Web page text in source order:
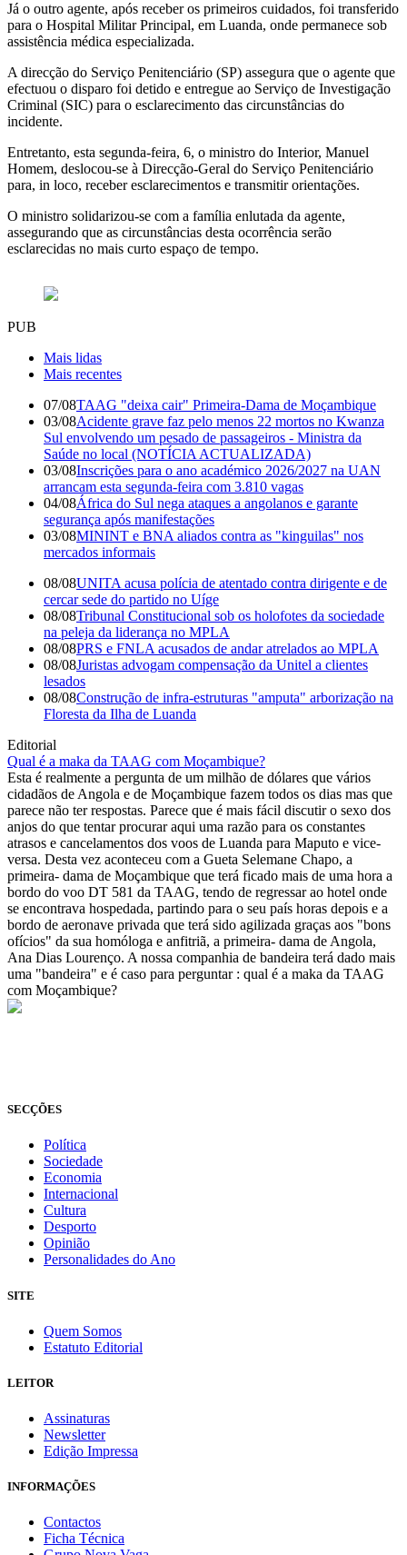
Já o outro agente, após receber os primeiros cuidados, foi transferido
para o Hospital Militar Principal, em Luanda, onde permanece sob
assistência médica especializada.
A direcção do Serviço Penitenciário (SP) assegura que o agente que
efectuou o disparo foi detido e entregue ao Serviço de Investigação
Criminal (SIC) para o esclarecimento das circunstâncias do
incidente.
Entretanto, esta segunda-feira, 6, o ministro do Interior, Manuel
Homem, deslocou-se à Direcção-Geral do Serviço Penitenciário
para, in loco, receber esclarecimentos e transmitir orientações.
O ministro solidarizou-se com a família enlutada da agente,
assegurando que as circunstâncias desta ocorrência serão
esclarecidas no mais curto espaço de tempo.
PUB
Mais lidas
Mais recentes
07/08TAAG "deixa cair" Primeira-Dama de Moçambique
03/08Acidente grave faz pelo menos 22 mortos no Kwanza
Sul envolvendo um pesado de passageiros - Ministra da
Saúde no local (NOTÍCIA ACTUALIZADA)
03/08Inscrições para o ano académico 2026/2027 na UAN
arrancam esta segunda-feira com 3.810 vagas
04/08África do Sul nega ataques a angolanos e garante
segurança após manifestações
03/08MININT e BNA aliados contra as "kinguilas" nos
mercados informais
08/08UNITA acusa polícia de atentado contra dirigente e de
cercar sede do partido no Uíge
08/08Tribunal Constitucional sob os holofotes da sociedade
na peleja da liderança no MPLA
08/08PRS e FNLA acusados de andar atrelados ao MPLA
08/08Juristas advogam compensação da Unitel a clientes
lesados
08/08Construção de infra-estruturas "amputa" arborização na
Floresta da Ilha de Luanda
Editorial
Qual é a maka da TAAG com Moçambique?
Esta é realmente a pergunta de um milhão de dólares que vários
cidadãos de Angola e de Moçambique fazem todos os dias mas que
parece não ter respostas. Parece que é mais fácil discutir o sexo dos
anjos do que tentar procurar aqui uma razão para os constantes
atrasos e cancelamentos dos voos de Luanda para Maputo e vice-
versa. Desta vez aconteceu com a Gueta Selemane Chapo, a
primeira- dama de Moçambique que terá ficado mais de uma hora a
bordo do voo DT 581 da TAAG, tendo de regressar ao hotel onde
se encontrava hospedada, partindo para o seu país horas depois e a
bordo de aeronave privada que terá sido agilizada graças aos "bons
ofícios" da sua homóloga e anfitriã, a primeira- dama de Angola,
Ana Dias Lourenço. A nossa companhia de bandeira terá dado mais
uma "bandeira" e é caso para perguntar : qual é a maka da TAAG
com Moçambique?
SECÇÕES
Política
Sociedade
Economia
Internacional
Cultura
Desporto
Opinião
Personalidades do Ano
SITE
Quem Somos
Estatuto Editorial
LEITOR
Assinaturas
Newsletter
Edição Impressa
INFORMAÇÕES
Contactos
Ficha Técnica